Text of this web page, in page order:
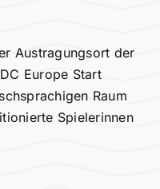
Austragungsort der
Europe Start
Raum
Spielerinnen